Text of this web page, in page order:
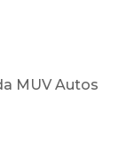
MUV Autos